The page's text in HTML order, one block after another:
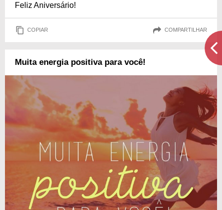
Feliz Aniversário!
COPIAR COMPARTILHAR
Muita energia positiva para você!